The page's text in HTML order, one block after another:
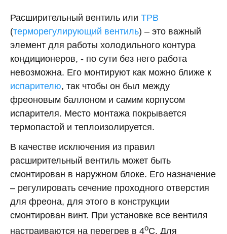
Расширительный вентиль или ТРВ
(терморегулирующий вентиль) – это важный
элемент для работы холодильного контура
кондиционеров, - по сути без него работа
невозможна. Его монтируют как можно ближе к
испарителю, так чтобы он был между
фреоновым баллоном и самим корпусом
испарителя. Место монтажа покрывается
термопастой и теплоизолируется.
В качестве исключения из правил
расширительный вентиль может быть
смонтирован в наружном блоке. Его назначение
– регулировать сечение проходного отверстия
для фреона, для этого в конструкции
смонтирован винт. При установке все вентиля
настраиваются на перегрев в 4оС. Для